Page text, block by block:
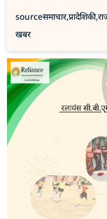
source
खबर